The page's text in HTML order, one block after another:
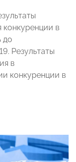
конкуренции в
до
Результаты
в
конкуренции в